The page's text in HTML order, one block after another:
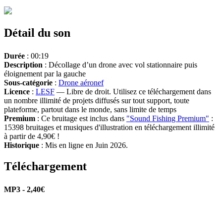
Détail du son
Durée : 00:19
Description : Décollage d’un drone avec vol stationnaire puis
éloignement par la gauche
Sous-catégorie : Drone aéronef
Licence : LESF — Libre de droit. Utilisez ce téléchargement dans
un nombre illimité de projets diffusés sur tout support, toute
plateforme, partout dans le monde, sans limite de temps
Premium : Ce bruitage est inclus dans "Sound Fishing Premium" :
15398 bruitages et musiques d'illustration en téléchargement illimité
à partir de 4,90€ !
Historique : Mis en ligne en Juin 2026.
Téléchargement
MP3 - 2,40€